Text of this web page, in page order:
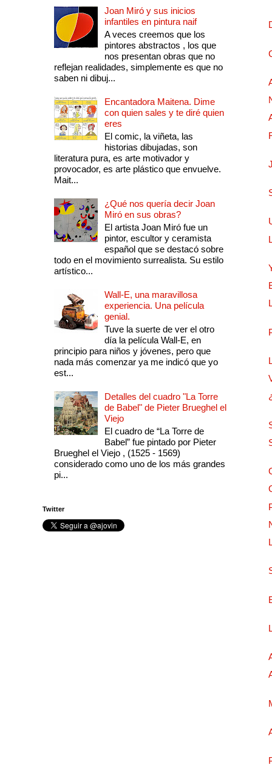
Joan Miró y sus inicios
infantiles en pintura naif
A veces creemos que los
pintores abstractos , los que
nos presentan obras que no
reflejan realidades, simplemente es que no
saben ni dibuj...
Encantadora Maitena. Dime
con quien sales y te diré quien
eres
El comic, la viñeta, las
historias dibujadas, son
literatura pura, es arte motivador y
provocador, es arte plástico que envuelve.
Mait...
¿Qué nos quería decir Joan
Miró en sus obras?
El artista Joan Miró fue un
pintor, escultor y ceramista
español que se destacó sobre
todo en el movimiento surrealista. Su estilo
artístico...
Wall-E, una maravillosa
experiencia. Una película
genial.
Tuve la suerte de ver el otro
día la película Wall-E, en
principio para niños y jóvenes, pero que
nada más comenzar ya me indicó que yo
est...
Detalles del cuadro "La Torre
de Babel" de Pieter Brueghel el
Viejo
El cuadro de “La Torre de
Babel” fue pintado por Pieter
Brueghel el Viejo , (1525 - 1569)
considerado como uno de los más grandes
pi...
Twitter